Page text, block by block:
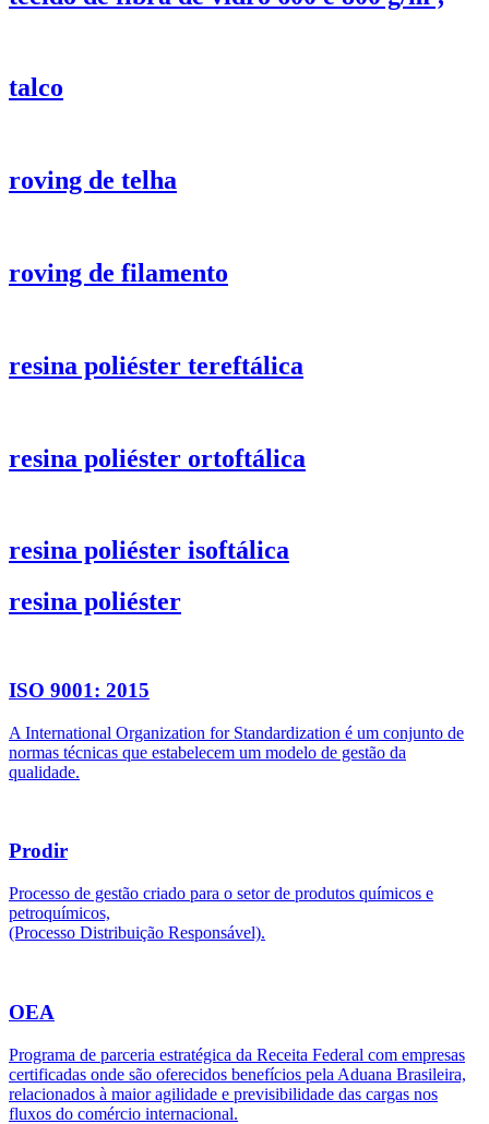
talco
roving de telha
roving de filamento
resina poliéster tereftálica
resina poliéster ortoftálica
resina poliéster isoftálica
resina poliéster
ISO 9001: 2015
A International Organization for Standardization é um conjunto de
normas técnicas que estabelecem um modelo de gestão da
qualidade.
Prodir
Processo de gestão criado para o setor de produtos químicos e
petroquímicos,
(Processo Distribuição Responsável).
OEA
Programa de parceria estratégica da Receita Federal com empresas
certificadas onde são oferecidos benefícios pela Aduana Brasileira,
relacionados à maior agilidade e previsibilidade das cargas nos
fluxos do comércio internacional.